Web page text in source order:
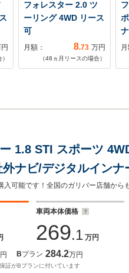
フォレスター 2.0 ツ
ーリング 4WD リース
可
月額： 8.73 万円
（48 ヵ月リースの場合）
月
1.8 STI スポーツ
ナビ/デジタルイン
ー/シートメモリー/
ー/ISOFIX
車両本体価格
269.1 万円
Bプラン 284.2万円
証がBプランに付いています